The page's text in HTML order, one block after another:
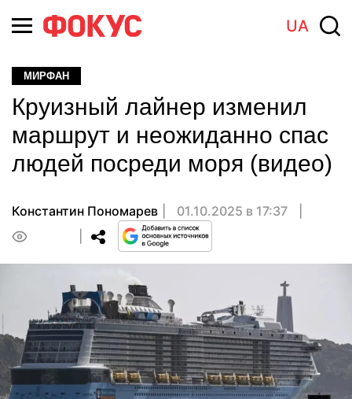
UA
МИРФАН
Круизный лайнер изменил
маршрут и неожиданно спас
людей посреди моря (видео)
Константин Пономарев
01.10.2025 в 17:37